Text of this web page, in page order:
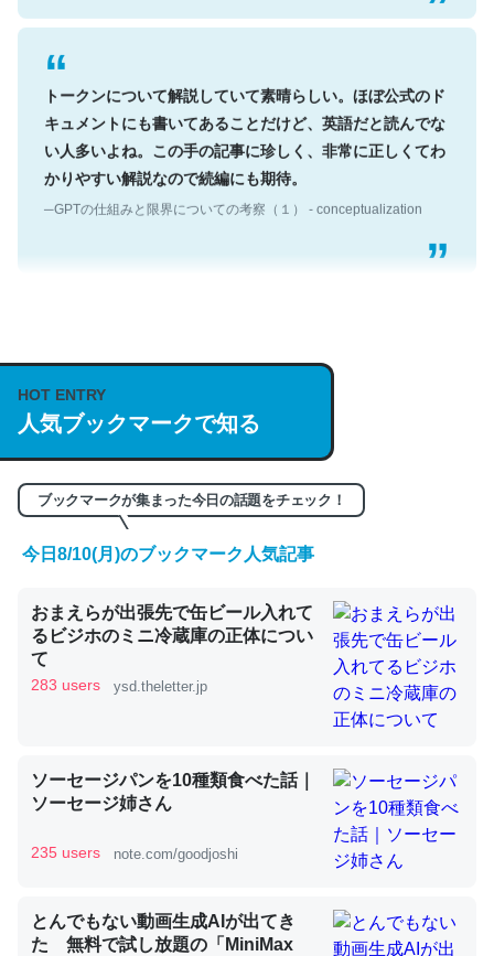
トークンについて解説していて素晴らしい。ほぼ公式のド
キュメントにも書いてあることだけど、英語だと読んでな
い人多いよね。この手の記事に珍しく、非常に正しくてわ
かりやすい解説なので続編にも期待。
─GPTの仕組みと限界についての考察（１） - conceptualization
説してる記事が少ないので貴重な良記事。/続編来た
https://isobe324649.hatenablog.com/entry/2023/03/27
/064121
─GPTの仕組みと限界についての考察（１） - conceptualization
くらい。小説でいう「ずっと前の伏線」は回収されないけ
ど、短期記憶というには多い分量。進化すればするほど分
かりやすく強くなりそう
─GPTの仕組みと限界についての考察（１） - conceptualization
昆虫ってカルシウム少ないのか。知らんかった。調べたら
─ニュース :: 【研究発表】昆虫学の大問題＝「昆虫はなぜ海にいな
いのか」に関する新仮説
HOT ENTRY
人気ブックマークで知る
ブックマークが集まった今日の話題をチェック！
今日8/10(月)のブックマーク人気記事
おまえらが出張先で缶ビール入れて
るビジホのミニ冷蔵庫の正体につい
て
283 users ysd.theletter.jp
ソーセージパンを10種類食べた話｜
ソーセージ姉さん
235 users note.com/goodjoshi
とんでもない動画生成AIが出てき
た 無料で試し放題の「MiniMax